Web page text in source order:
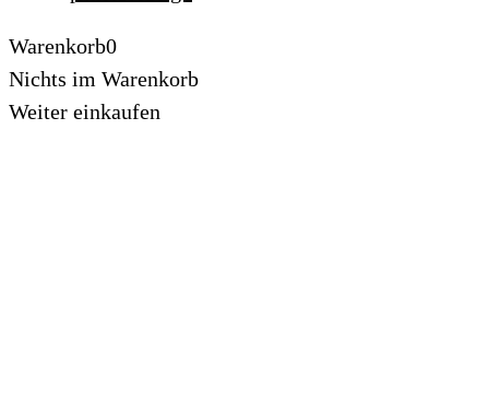
Warenkorb0
Nichts im Warenkorb
Weiter einkaufen